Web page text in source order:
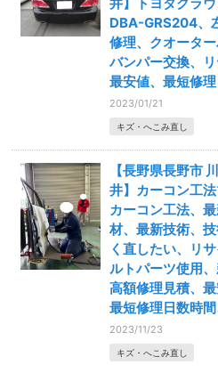
DBA-GRS204、
修理、クオータ
バンパー交換、リ
最安値、最短修
2023/01/21
キズ・へこみ直し
【長野県長野市
井】カーコン工
カーコン工法、
材、最新技術、
く直したい、リ
ルトパーツ使用、
高額修理見積、最
最短修理日数時間
2023/11/23
キズ・へこみ直し